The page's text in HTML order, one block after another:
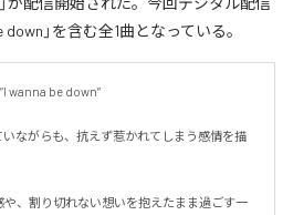
」を含む全1曲となっている。
wanna be down”
ながらも、抗えず惹かれてしまう感情を描
、割り切れない想いを抱えたまま過ごす一